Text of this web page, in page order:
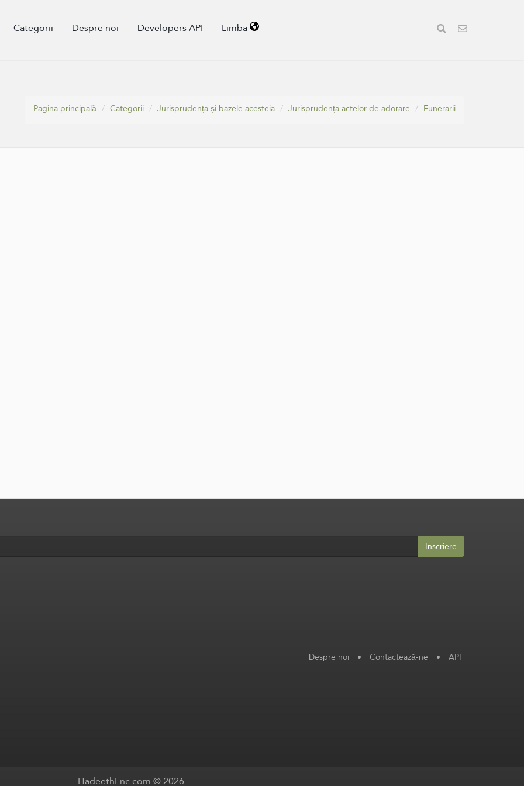
Categorii Despre noi Developers API Limba
Pagina principală
Categorii Jurisprudența și bazele acesteia Jurisprudența actelor de adorare Funerarii
Înscriere
Despre noi • Contactează-ne • API
HadeethEnc.com © 2026